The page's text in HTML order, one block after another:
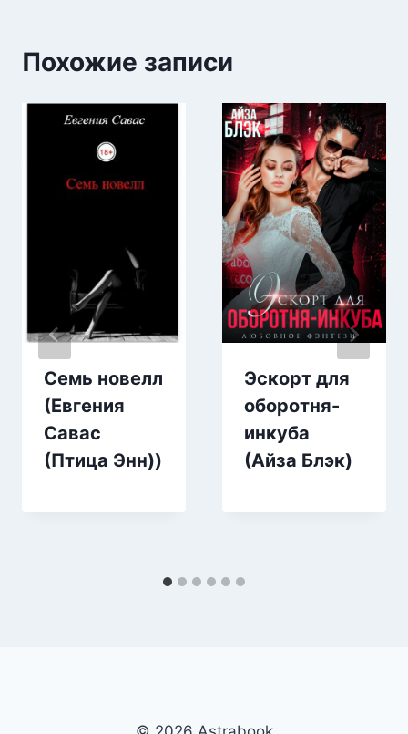
Похожие записи
Семь новелл
(Евгения
Савас
(Птица Энн))
Эскорт для
оборотня-
инкуба
(Айза Блэк)